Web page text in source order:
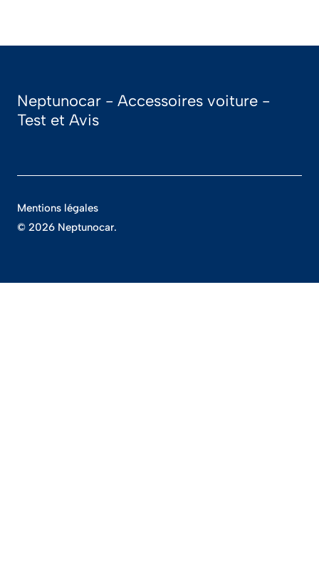
Neptunocar - Accessoires voiture -
Test et Avis
© 2026 Neptunocar.
Mentions légales